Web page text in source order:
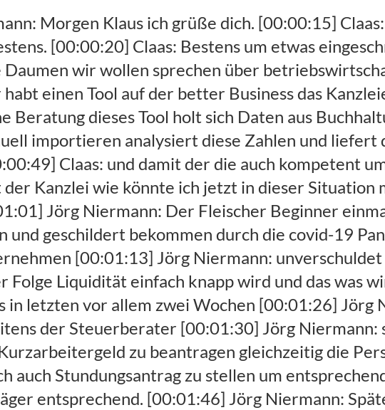
dass diese Maßnahmen natürlich hier nicht für alle mittelständische Unternehmen ausreichend sind viele viele Mittelständler müssen jetzt in die zweite Phase eintreten nämlich der Liquiditätsbeschaffung. [00:02:05] Jörg Niermann: Und dafür gibt's seit einigen Tagen ja gottlob seitens der Bundesregierung und der KfW das Sonderprogramm 20/20 [00:02:13] Jörg Niermann: wo eben Mittelständler jetzt unverschuldet in einer Krise Situation geraten sind kurz den kurzfristig entstandenen [00:02:20] Jörg Niermann: Liquiditätsbedarf decken können über entsprechende Darlehen der KfW [00:02:25] Jörg Niermann: was über auch wissen ist dass die KfW natürlich ihr selber auch kein Interesse an einem Bett eine Bettbank zu werden also Sanierungsfälle zu betreuen was geht vor einem hier um Unternehmen die jetzt wirklich unverschuldet aufgrund dieser Pandemie in eine Krise geraten die zu unterstützen. [00:02:40] Jörg Niermann: Deswegen übernimmt die KfW auch nicht 100% des Risikos sondern nimmt immer auch die entsprechende Hausbank mit in die Verpflichtung, [00:02:47] Jörg Niermann: würde der Kreditantrag ja auch gestellt werden muss und die Hausbank geht muss, [00:02:51] Jörg Niermann: je nach Größenordnung mit zehn bis 20% in das Risiko dieses Darlehens selber hineingehen das heißt auch dass alle Kreditvergabe Prozesse und Kriterien die in der Vergangenheit gehalten, [00:03:03] Jörg Niermann: auch für dieses Sonderprogramm 20/20 gelten das heißt ich muss der Bank einmal klar machen. [00:03:10] Jörg Niermann: Dass ich kreditwürdig bin eben kein Sanierungsfall bin und ich muss der Bahn Geräte aufzeigen wie groß der Liquiditätsbedarf ist der jetzt durch covid-19 entstanden ist Versicherte machen muss es ich muss Planung erstellen, [00:03:23] Jörg Niermann: und idealerweise sind eben nicht nur eine sondern zwei, [00:03:27] Jörg Niermann: mit einmal eine Planung erstellen wie sehe das Geschäft normalerweise aus ohne den Einfluss von covid-19. [00:03:35] Jörg Niermann: Dann ein Szenario erstellen wie hat sich mein Geschäft jetzt verändert aufgrund dieser Pandemie Situation, [00:03:42] Jörg Niermann: und wie groß ist dann der Liquiditätsbedarf der daraus entstanden ist er nicht heute mit anderen Mitteln nicht mehr decken kann. [00:03:48] Jörg Niermann: Am und dann häufig Besonderheit eigentlich in Fels in der Phase die die Unternehmensberatung soll's Krisensituation bezeichnet weil Mittelständlern und in jeder Krise [00:03:57] Jörg Niermann: geht nur darum dem Mittelständler natürlich sehr sehr schnell zu helfen der Liquiditätsbedarf ist sofort da respektive in wenigen Wochen, [00:04:05] Jörg Niermann: dass ich muss sehr sehr schnell sein in diesem Prozess und auch in der Erstellung von den notwendigen Finanzplanung sehr sehr schnell sein. [00:04:13] Jörg Niermann: Am Banner normalen Unternehmenssituation habe ich dann vielleicht. [00:04:18] Jörg Niermann: 1 2 vielleicht auch mal drei Unternehmen gleichzeitig die eine Planung brauchen und 3 wäre schon eine spitzen Situation wahrscheinlich. [00:04:25] Jörg Niermann: Jetzt hat man natürlich so ein kumulatives Ereignis alle haben das gleiche Problem zur gleichen Zeit und blau haben in sehr sehr kurzer Zeit diese liquiden Mittel. [00:04:35] Jörg Niermann: Normale toolsuisse in der Vergangenheit genutzt habe um solche Planung zu erstellen Excel DATEV et cetera sind zwar gute Werkzeuge. [00:04:44] Jörg Niermann: Aber ich bezweifle dass die in dieser Ausnahmesituation wo jetzt 50 Mandanten gleichzeitig aufschlagen, [00:04:51] Jörg Niermann: wirklich so effizient arbeiten wie das sein muss damit ich ihn sprechen all diesen Mandanten die notwendige Unterstützung geben kann dass all diese Mandanten auch versprechen die Liquidität Unterstützung seitens der KfW bekomm. [00:05:03] Claas: Wieso kriege ich das mit eurem Tool schneller hin. [00:05:06] Jörg Niermann: Ja unser Tool hat natürlich den riesen Vorteil wie du schon gesagt hast wir setzen auf den Buchhaltungsdaten auf und was unser Werkzeug macht es ja eben nicht nur Finanzanalyse Potenzialanalyse und Handlungsempfehlung geben, [00:05:18] Jörg Niermann: bei unser Werkzeug hat ein sehr sehr mächtiges Planungstool im Bauch. [00:05:22] Jörg Niermann: Und was wir machen ist unser Werkzeug erstellt auf Basis der FinanzBuch der Daten aus der